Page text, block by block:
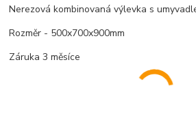
Nerezová kombinovaná výlevka s
Rozměr - 500x700x900mm
Záruka 3 měsíce